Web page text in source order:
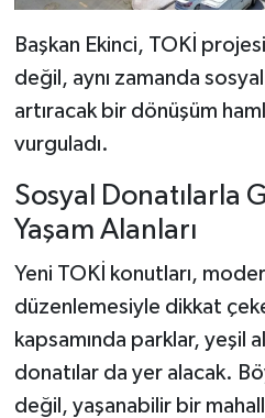
Başkan Ekinci, TOKİ
değil, aynı zamanda
artıracak bir dönüşüm
vurguladı.
Sosyal Donatılarla
Yaşam Alanları
Yeni TOKİ konutları,
düzenlemesiyle dikkat
kapsamında parklar, yeşil
donatılar da yer alacak.
değil, yaşanabilir bir